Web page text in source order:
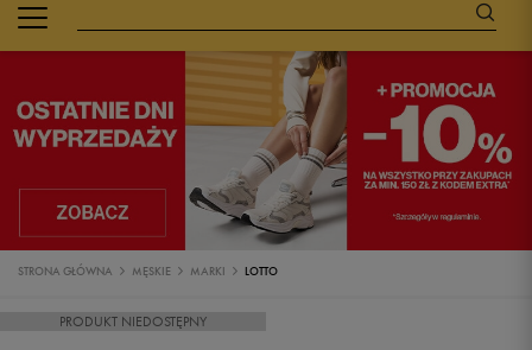
STRONA GŁÓWNA MĘSKIE MARKI LOTTO
PRODUKT NIEDOSTĘPNY